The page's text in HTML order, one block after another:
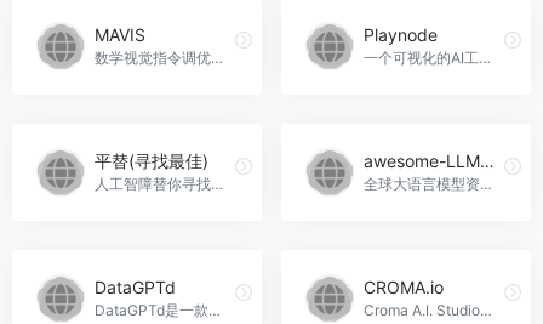
MAVIS
数学视觉指令调优模型，MAVIS官网入口网址
Playnode
一个可视化的AI工作流构建平台
平替(寻找最佳)
人工智障替你寻找&quot;最佳平替&quot;，平替(寻找最佳)官网入口网址
awesome-LLM-resourses
全球大语言模型资源汇总
DataGPTd
DataGPTd是一款个人AI数据分析工具，可以通过提问的方式进行复杂的数据分析，并生成可视化图表。支持多人协作和数据导入，适用于商业分析和学术研究等领域，DataGPTd官网入口网址
CROMA.io
Croma A.I. Studio是一个人工智能研发工作室，为企业训练人工智能模型并开发机器学习应用程序，帮助企业利用机器学习来提高盈利能力和对客户的了解，CROMA.io官网入口网址